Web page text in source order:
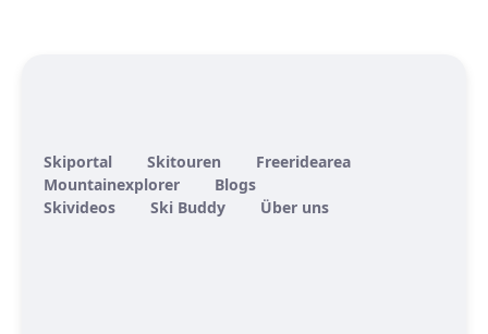
Skiportal Skitouren
Freeridearea
Mountainexplorer
Blogs
Skivideos
Ski Buddy Über uns